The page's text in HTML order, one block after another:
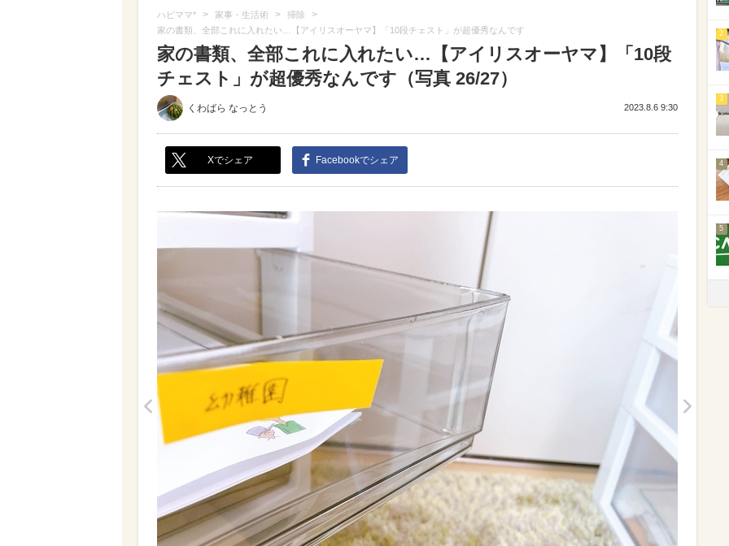
ハピママ* > 家事・生活術 > 掃除 >
家の書類、全部これに入れたい…【アイリスオーヤマ】「10段チェスト」が超優秀なんです
家の書類、全部これに入れたい…【アイリスオーヤマ】「10段
チェスト」が超優秀なんです（写真 26/27）
くわばら なっとう 2023.8.6 9:30
Xでシェア Facebookでシェア
2
3
4
5